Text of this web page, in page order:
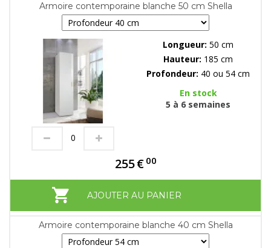
Armoire contemporaine blanche 50 cm Shella
Longueur: 50 cm
Hauteur: 185 cm
Profondeur: 40 ou 54 cm
En stock
5 à 6 semaines
255€ 00
AJOUTER AU PANIER
Armoire contemporaine blanche 40 cm Shella